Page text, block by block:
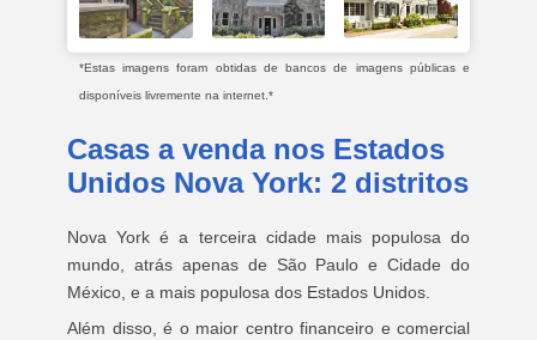
*Estas imagens foram obtidas de bancos de imagens públicas e
disponíveis livremente na internet.*
Casas a venda nos Estados
Unidos Nova York: 2 distritos
Nova York é a terceira cidade mais populosa do
mundo, atrás apenas de São Paulo e Cidade do
México, e a mais populosa dos Estados Unidos.
Além disso, é o maior centro financeiro e comercial